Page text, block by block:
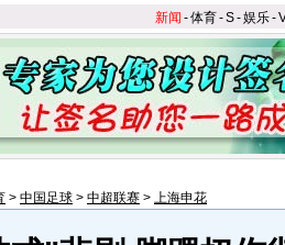
新闻 -体育-S-娱乐-
> 中国足球 > 中超联赛 > 上海申花